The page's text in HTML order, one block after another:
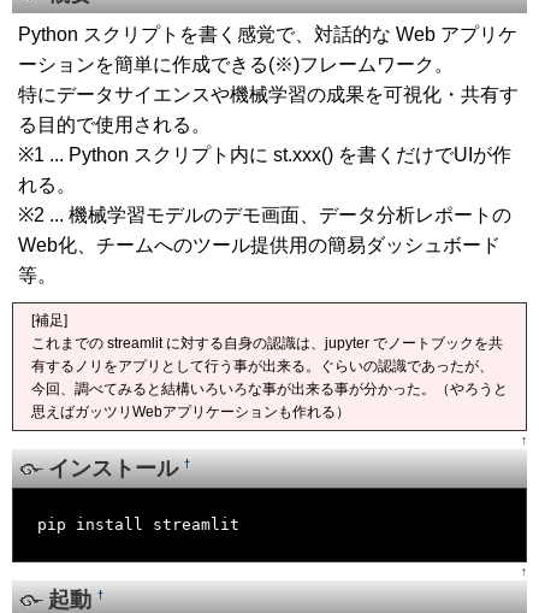
Python スクリプトを書く感覚で、対話的な Web アプリケ
ーションを簡単に作成できる(※)フレームワーク。
特にデータサイエンスや機械学習の成果を可視化・共有す
る目的で使用される。
※1 ... Python スクリプト内に st.xxx() を書くだけでUIが作
れる。
※2 ... 機械学習モデルのデモ画面、データ分析レポートの
Web化、チームへのツール提供用の簡易ダッシュボード
等。
[補足]
これまでの streamlit に対する自身の認識は、jupyter でノートブックを共
有するノリをアプリとして行う事が出来る。ぐらいの認識であったが、
今回、調べてみると結構いろいろな事が出来る事が分かった。（やろうと
思えばガッツリWebアプリケーションも作れる）
↑
インストール†
pip install streamlit
[�御��]
↑
起動†